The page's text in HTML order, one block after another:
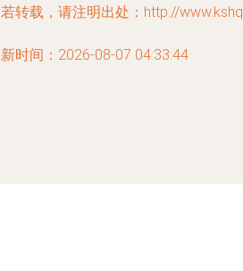
转载，请注明出处：http://
时间：2026-08-07 04:33:44